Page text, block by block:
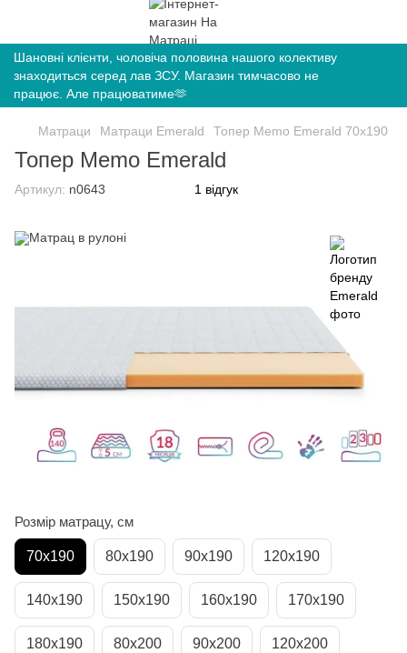
Шановні клієнти, чоловіча половина нашого колективу
знаходиться серед лав ЗСУ. Магазин тимчасово не
працює. Але працюватиме🫶
Матраци Матраци Emerald Топер Memo Emerald 70х190
Топер Memo Emerald
Артикул: n0643 1 відгук
Розмір матрацу, см
70х190 80х190 90х190 120х190
140х190 150х190 160х190 170х190
180х190 80х200 90х200 120х200